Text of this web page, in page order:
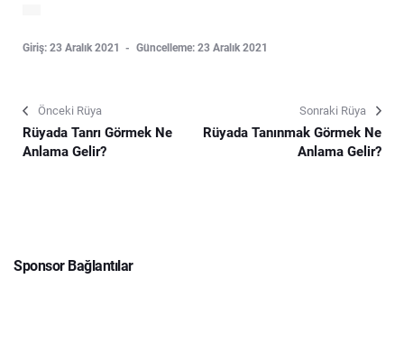
Giriş: 23 Aralık 2021 Güncelleme: 23 Aralık 2021
Önceki Rüya
Rüyada Tanrı Görmek Ne
Anlama Gelir?
Sonraki Rüya
Rüyada Tanınmak Görmek Ne
Anlama Gelir?
Sponsor Bağlantılar